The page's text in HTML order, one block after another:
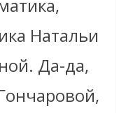
Натальи
Да-да,